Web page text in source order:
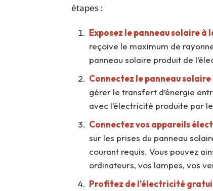
étapes :
Exposez le panneau solaire à
reçoive le maximum de
panneau solaire produit de
Connectez le panneau
gérer le transfert d’énergie
avec l’électricité produite par
Connectez vos appareils
sur les prises du panneau
courant requis. Vous pouvez
ordinateurs, vos lampes, vos
Profitez de l’électricité